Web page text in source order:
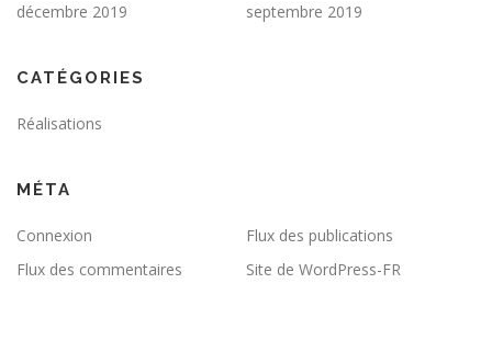
décembre 2019
septembre 2019
CATÉGORIES
Réalisations
MÉTA
Connexion
Flux des publications
Flux des commentaires
Site de WordPress-FR